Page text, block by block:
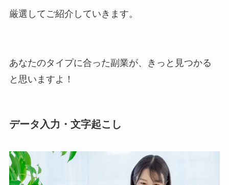
厳選してご紹介していきます。
あなたのタイプに合った副業が、きっと見つかる
と思いますよ！
データ入力・文字起こし